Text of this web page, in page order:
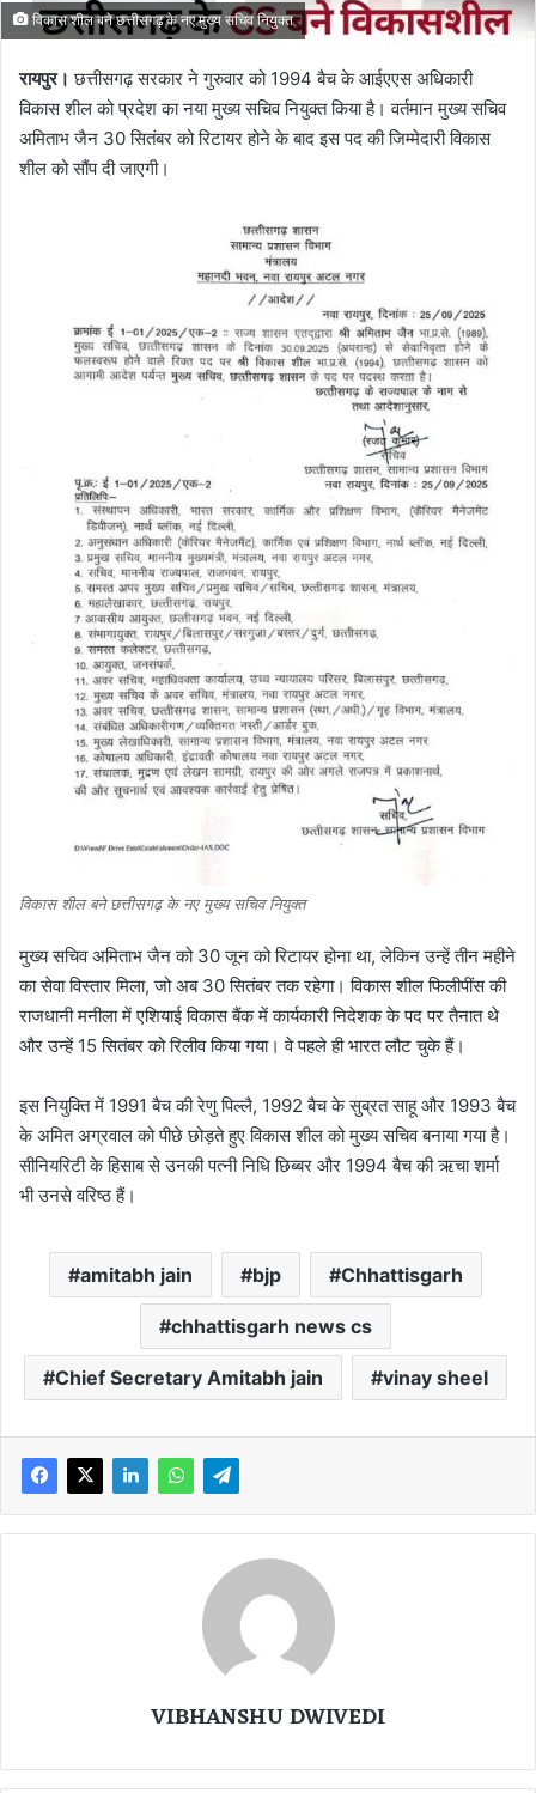
विकास शील बने छत्तीसगढ़ के नए मुख्य सचिव नियुक्त
रायपुर। छत्तीसगढ़ सरकार ने गुरुवार को 1994 बैच के आईएएस अधिकारी
विकास शील को प्रदेश का नया मुख्य सचिव नियुक्त किया है। वर्तमान मुख्य सचिव
अमिताभ जैन 30 सितंबर को रिटायर होने के बाद इस पद की जिम्मेदारी विकास
शील को सौंप दी जाएगी।
विकास शील बने छत्तीसगढ़ के नए मुख्य सचिव नियुक्त
मुख्य सचिव अमिताभ जैन को 30 जून को रिटायर होना था, लेकिन उन्हें तीन महीने
का सेवा विस्तार मिला, जो अब 30 सितंबर तक रहेगा। विकास शील फिलीपींस की
राजधानी मनीला में एशियाई विकास बैंक में कार्यकारी निदेशक के पद पर तैनात थे
और उन्हें 15 सितंबर को रिलीव किया गया। वे पहले ही भारत लौट चुके हैं।
इस नियुक्ति में 1991 बैच की रेणु पिल्लै, 1992 बैच के सुब्रत साहू और 1993 बैच
के अमित अग्रवाल को पीछे छोड़ते हुए विकास शील को मुख्य सचिव बनाया गया है।
सीनियरिटी के हिसाब से उनकी पत्नी निधि छिब्बर और 1994 बैच की ऋचा शर्मा
भी उनसे वरिष्ठ हैं।
amitabh jain bjp Chhattisgarh
chhattisgarh news cs
Chief Secretary Amitabh jain vinay sheel
VIBHANSHU DWIVEDI